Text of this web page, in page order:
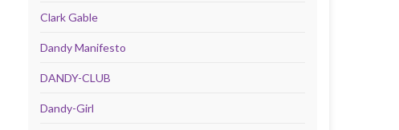
Clark Gable
Dandy Manifesto
DANDY-CLUB
Dandy-Girl